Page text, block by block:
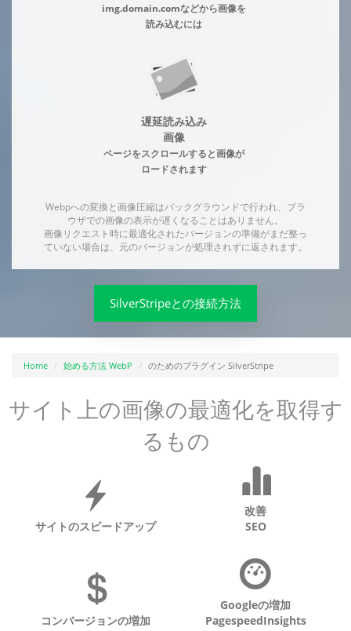
img.domain.comなどから画像を
読み込むには
遅延読み込み
画像
ページをスクロールすると画像が
ロードされます
Webpへの変換と画像圧縮はバックグラウンドで行われ、ブラ
ウザでの画像の表示が遅くなることはありません。
画像リクエスト時に最適化されたバージョンの準備がまだ整っ
ていない場合は、元のバージョンが処理されずに返されます。
SilverStripeとの接続方法
Home 始める方法 WebP のためのプラグイン SilverStripe
サイト上の画像の最適化を取得す
るもの
サイトのスピードアップ
改善
SEO
コンバージョンの増加
Googleの増加
PagespeedInsights